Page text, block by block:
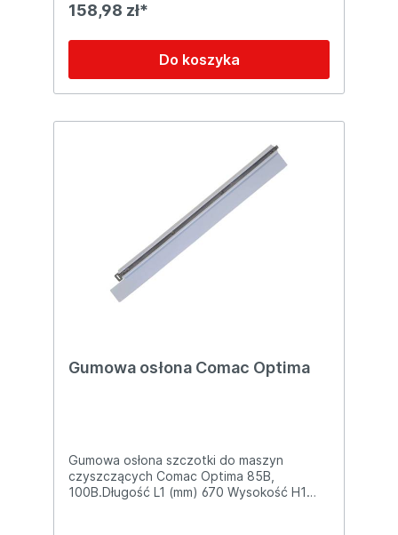
158,98 zł*
Do koszyka
Gumowa osłona Comac Optima
Gumowa osłona szczotki do maszyn
czyszczących Comac Optima 85B,
100B.Długość L1 (mm) 670 Wysokość H1